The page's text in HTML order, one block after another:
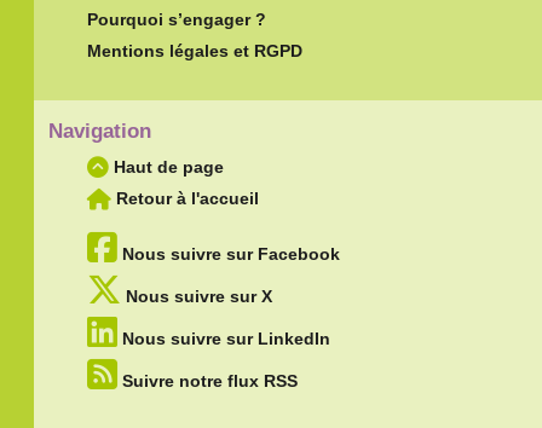
Pourquoi s’engager ?
Mentions légales et RGPD
Navigation
Haut de page
Retour à l'accueil
Nous suivre sur Facebook
Nous suivre sur X
Nous suivre sur LinkedIn
Suivre notre flux RSS